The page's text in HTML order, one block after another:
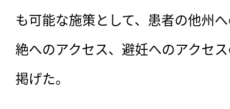
も可能な施策として、患者の他州
絶へのアクセス、避妊へのアクセ
掲げた。